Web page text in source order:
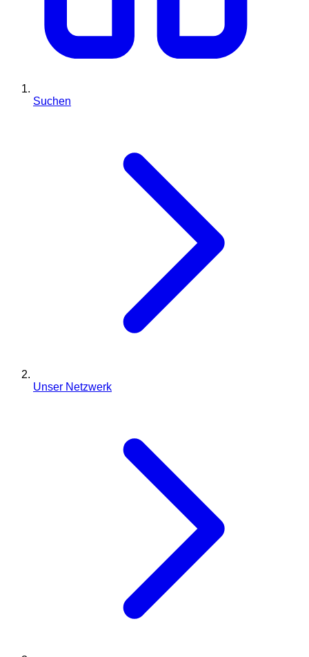
Suchen
Unser Netzwerk